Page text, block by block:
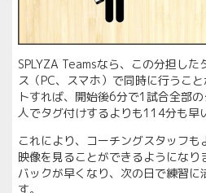
SPLYZA Teamsなら、この分担した
ス（PC、スマホ）で同時に行うこ
トすれば、開始後6分で1試合全部
人でタグ付けするよりも114分も早
これにより、コーチングスタッフ
映像を見ることができるようになり
バックが早くなり、次の日で練習に
す。